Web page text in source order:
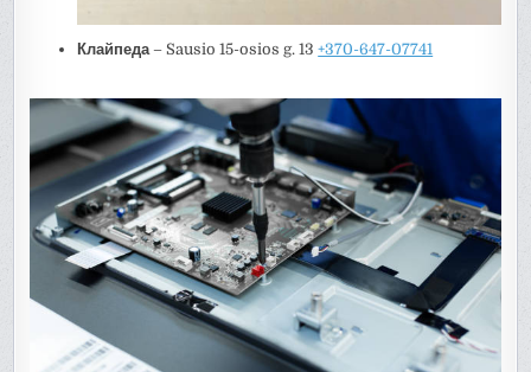
Клайпеда – Sausio 15-osios g. 13+370-647-07741